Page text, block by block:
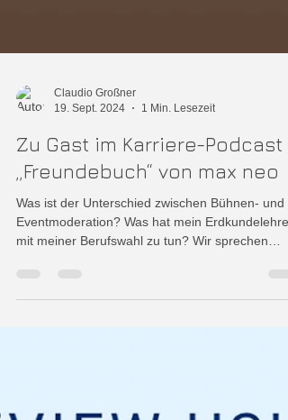
19. Sept. 2024
1 Min. Lesezeit
Zu Gast im Karriere-Podcast
„Freundebuch“ von max neo
Was ist der Unterschied zwischen Bühnen- und
drüber.